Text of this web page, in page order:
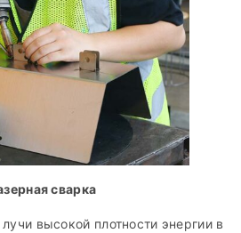
сварка
высокой плотности энергии в